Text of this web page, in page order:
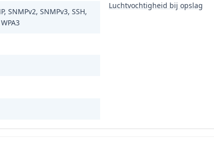
SNMPv2, SNMPv3, SSH,
Luchtvochtigheid bij opslag